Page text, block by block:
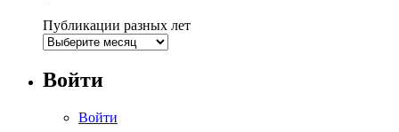
Публикации разных лет
Войти
Войти